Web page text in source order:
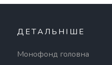
ДЕТАЛЬНІШЕ
Монофонд головна